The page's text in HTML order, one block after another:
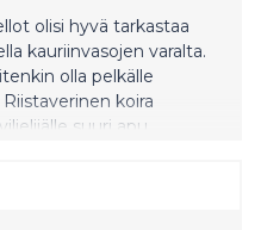
olisi hyvä tarkastaa
kauriinvasojen varalta.
olla pelkälle
koira
suuri apu.